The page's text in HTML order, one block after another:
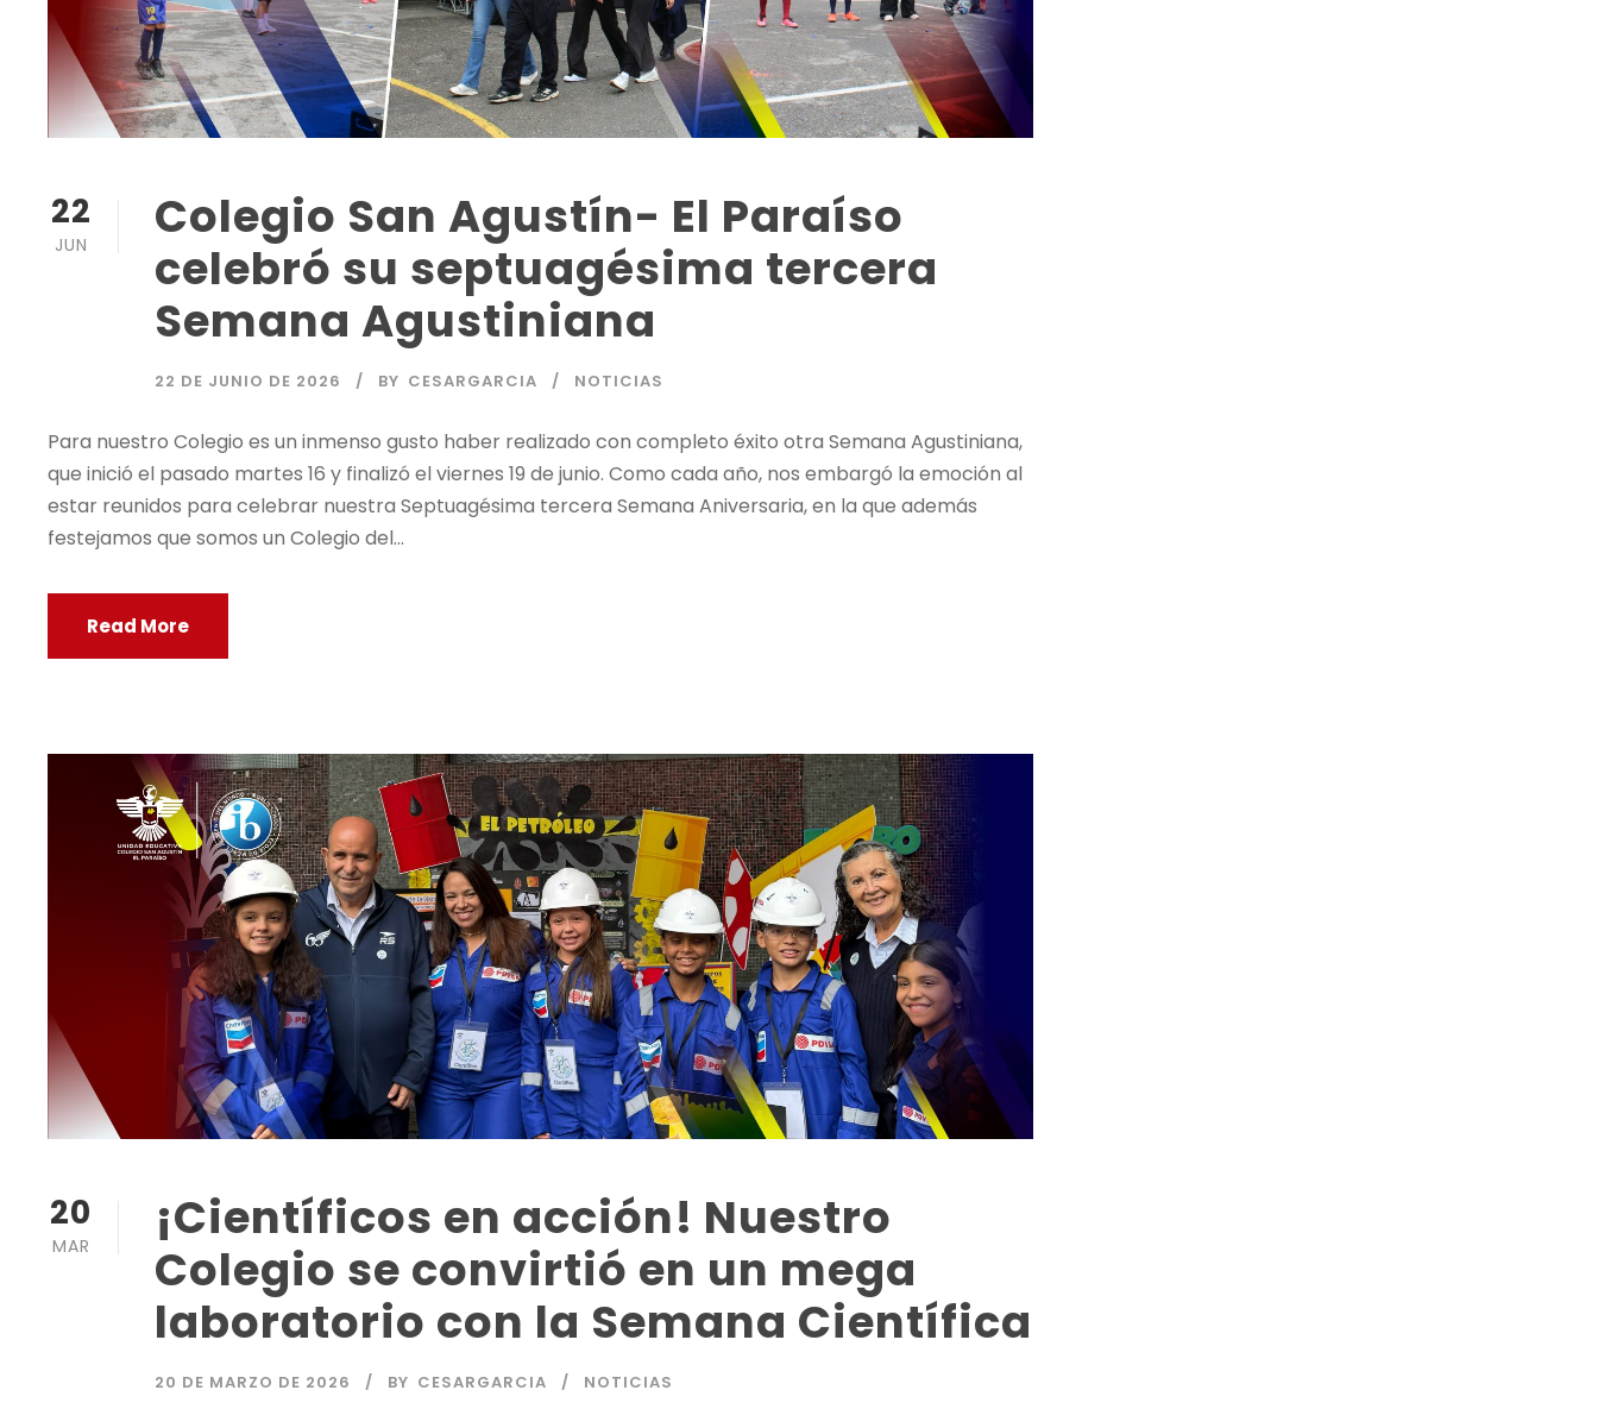
22
JUN
Colegio San Agustín- El Paraíso
celebró su septuagésima tercera
Semana Agustiniana
22 DE JUNIO DE 2026 BY CESARGARCIA NOTICIAS
Para nuestro Colegio es un inmenso gusto haber realizado con completo éxito otra Semana Agustiniana,
que inició el pasado martes 16 y finalizó el viernes 19 de junio. Como cada año, nos embargó la emoción al
estar reunidos para celebrar nuestra Septuagésima tercera Semana Aniversaria, en la que además
festejamos que somos un Colegio del...
Read More
20
MAR
¡Científicos en acción! Nuestro
Colegio se convirtió en un mega
laboratorio con la Semana Científica
20 DE MARZO DE 2026 BY CESARGARCIA NOTICIAS